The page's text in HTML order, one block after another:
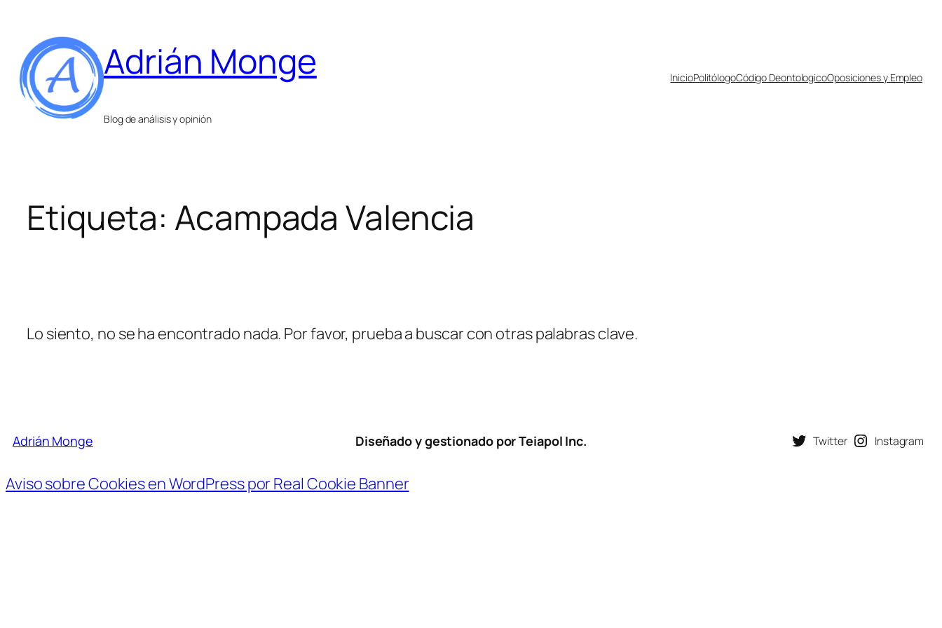
contenido
Adrián Monge
Blog de análisis y opinión
InicioPolitólogoCódigo DeontologicoOposiciones y Empleo
Etiqueta: Acampada Valencia
Lo siento, no se ha encontrado nada. Por favor, prueba a buscar con otras palabras clave.
Adrián Monge Diseñado y gestionado por Teiapol Inc. Twitter Instagram
Aviso sobre Cookies en WordPress por Real Cookie Banner